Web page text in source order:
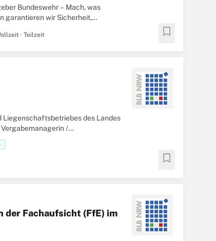
Bundeswehr – Mach, was
garantieren wir Sicherheit,
· Teilzeit bookmark
Liegenschaftsbetriebes des Landes
/
bookmark
Fachaufsicht (FfE) im